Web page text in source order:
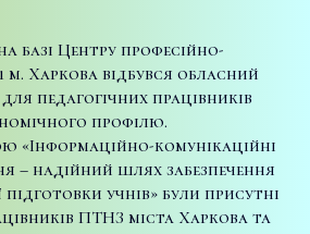
базі Центру професійно-
м. Харкова відбувся обласний
педагогічних працівників
профілю.
«Інформаційно-комунікаційні
– надійний шлях забезпечення
учнів» були присутні
ПТНЗ міста Харкова та